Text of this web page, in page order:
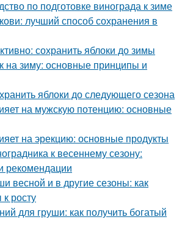
по подготовке винограда к зиме
лучший способ сохранения в
сохранить яблоки до зимы
на зиму: основные принципы и
яблоки до следующего сезона
на мужскую потенцию: основные
на эрекцию: основные продукты
к весеннему сезону:
рекомендации
весной и в другие сезоны: как
росту
для груши: как получить богатый